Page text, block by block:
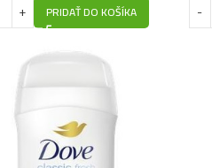
PRIDAŤ DO KOŠÍKA